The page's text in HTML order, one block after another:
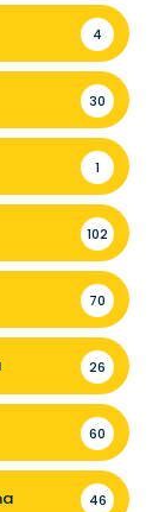
4
30
1
102
70
26
60
46